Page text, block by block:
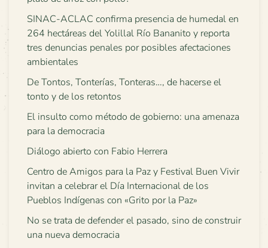
SINAC-ACLAC confirma presencia de humedal en
264 hectáreas del Yolillal Río Bananito y reporta
tres denuncias penales por posibles afectaciones
ambientales
De Tontos, Tonterías, Tonteras…, de hacerse el
tonto y de los retontos
El insulto como método de gobierno: una amenaza
para la democracia
Diálogo abierto con Fabio Herrera
Centro de Amigos para la Paz y Festival Buen Vivir
invitan a celebrar el Día Internacional de los
Pueblos Indígenas con «Grito por la Paz»
No se trata de defender el pasado, sino de construir
una nueva democracia